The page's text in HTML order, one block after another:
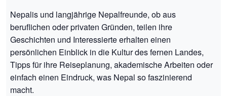
Nepalis und langjährige Nepalfreunde, ob aus
beruflichen oder privaten Gründen, teilen ihre
Geschichten und Interessierte erhalten einen
persönlichen Einblick in die Kultur des fernen Landes,
Tipps für ihre Reiseplanung, akademische Arbeiten oder
einfach einen Eindruck, was Nepal so faszinierend
macht.